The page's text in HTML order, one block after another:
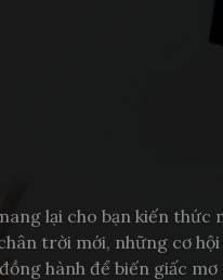
lại cho bạn kiến thức
trời mới, những cơ hội
đồng hành để biến giấc mơ